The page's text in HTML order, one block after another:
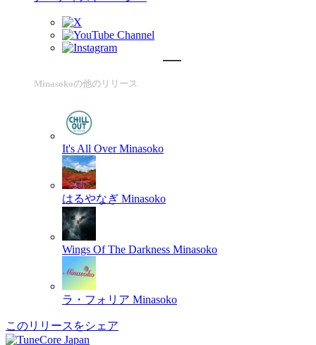
Minasokoの他のリリース
It's All Over Minasoko
はるやなぎ Minasoko
Wings Of The Darkness Minasoko
ラ・フォリア Minasoko
このリリースをシェア